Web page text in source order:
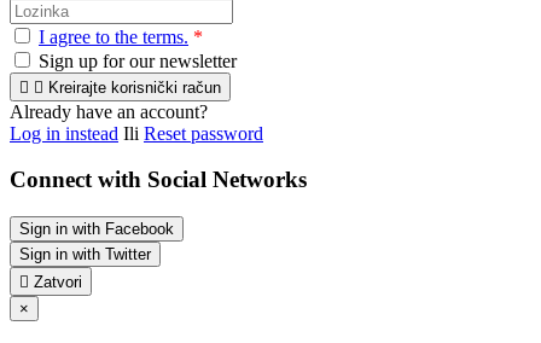
I agree to the terms. *
Sign up for our newsletter
  Kreirajte korisnički račun
Already have an account?
Log in instead Ili Reset password
Connect with Social Networks
Sign in with Facebook
Sign in with Twitter
 Zatvori
×